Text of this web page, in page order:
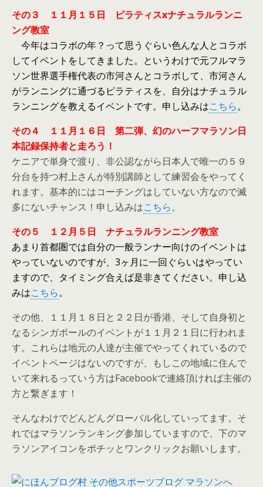
その３ １１月１５日 ピラティスxナチュラルランニ
ング教室
今年はコラボの年？って思うぐらい色んな人とコラボ
してイベントをしてきました。というわけで元フルマラ
ソン世界選手権代表の市河さんとコラボして、市河さん
がランニングに通づるピラティスを、自分はナチュラル
ランニングを教えるイベントです。申し込みはこちら。
その４ １１月１６日 第二弾、幻のハーフマラソン日
本記録保持者と走ろう！
ケニアで単身で渡り、非公認ながら日本人で唯一の５９
分台を持つ村上さんが特別講師として練習会をやってく
れます。基本的にはコーチングはしていない方なので滅
多にないチャンス！申し込みはこちら。
その５ １２月５日 ナチュラルランニング教室
あまり首都圏では自分の一般ランナー向けのイベントは
やっていないのですが、3ヶ月に一回ぐらいはやってい
ますので、タイミング合えば是非きてください。申し込
みはこちら。
その他、１１月１８日と２２日が香港、そして自身初と
なるシンガポールのイベントが１１月２１日に行われま
す。これらは地元の人達が主催でやってくれているので
イベントページはないのですが、もしこの地域に住んで
いて来れるっていう方はFacebookで連絡頂ければ主催の
方と繋ぎます！
そんなわけでどんどんグローバル化していってます。そ
れではマラソンランキング参加していますので、下のマ
ラソンアイコンをポチッとワンクリックお願いします。